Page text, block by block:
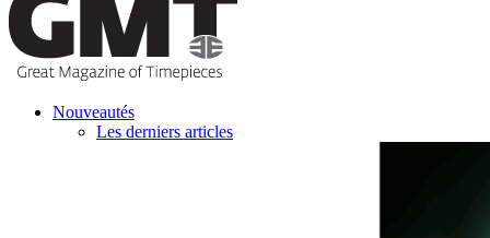
Nouveautés
Les derniers articles